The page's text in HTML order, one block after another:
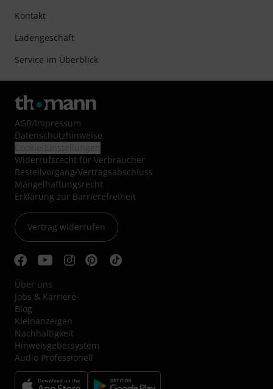
Kontakt
Ladengeschäft
Service im Überblick
AGB/Impressum
Datenschutzhinweise
Widerrufsrecht für Verbraucher
Bestellvorgang/Vertragsabschluss
Mängelhaftungsrecht
Erklärung zur Barrierefreiheit
Vertrag widerrufen
Über uns
Jobs & Karriere
Blog
Kleinanzeigen
Nachhaltigkeit
Hinweisgebersystem
Audio Professionell